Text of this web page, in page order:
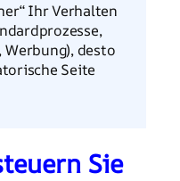
Ihr Verhalten
desto
Seite
Sie